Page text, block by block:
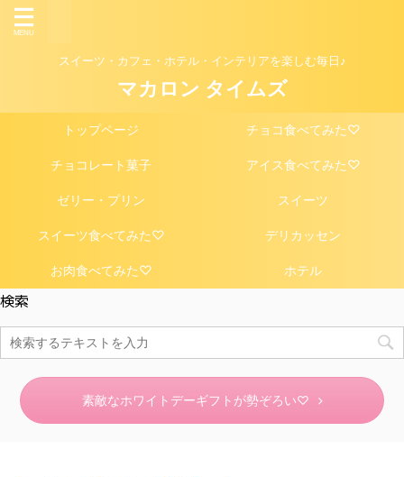
スイーツ・カフェ・ホテル・インテリアを楽しむ毎日♪
マカロン タイムズ
トップページ チョコ食べてみた♡
チョコレート菓子 アイス食べてみた♡
ゼリー・プリン スイーツ
スイーツ食べてみた♡ デリカッセン
お肉食べてみた♡ ホテル
検索
素敵なホワイトデーギフトが勢ぞろい♡